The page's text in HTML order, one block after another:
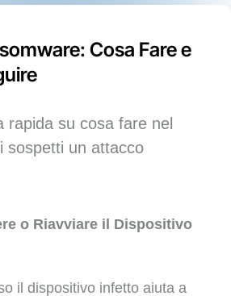
Cosa Fare e
rapida su cosa fare nel
sospetti un attacco
o Riavviare il Dispositivo
il dispositivo infetto aiuta a